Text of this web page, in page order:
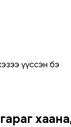
үүссэн бэ
хаана,